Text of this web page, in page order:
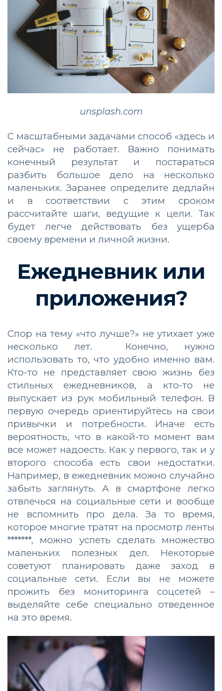
unsplash.com
С масштабными задачами способ «здесь и
сейчас» не работает. Важно понимать
конечный результат и постараться
разбить большое дело на несколько
маленьких. Заранее определите дедлайн
и в соответствии с этим сроком
рассчитайте шаги, ведущие к цели. Так
будет легче действовать без ущерба
своему времени и личной жизни.
Ежедневник или
приложения?
Спор на тему «что лучше?» не утихает уже
несколько лет. Конечно, нужно
использовать то, что удобно именно вам.
Кто-то не представляет свою жизнь без
стильных ежедневников, а кто-то не
выпускает из рук мобильный телефон. В
первую очередь ориентируйтесь на свои
привычки и потребности. Иначе есть
вероятность, что в какой-то момент вам
все может надоесть. Как у первого, так и у
второго способа есть свои недостатки.
Например, в ежедневник можно случайно
забыть заглянуть. А в смартфоне легко
отвлечься на социальные сети и вообще
не вспомнить про дела. За то время,
которое многие тратят на просмотр ленты
*******, можно успеть сделать множество
маленьких полезных дел. Некоторые
советуют планировать даже заход в
социальные сети. Если вы не можете
прожить без мониторинга соцсетей –
выделяйте себе специально отведенное
на это время.